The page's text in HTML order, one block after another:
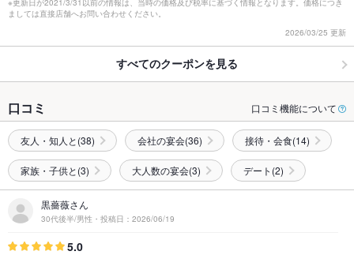
ましては直接店舗へお問い合わせください。
2026/03/25 更新
すべてのクーポンを見る
口コミ 口コミ機能について
友人・知人と(38) 会社の宴会(36) 接待・会食(14)
家族・子供と(3) 大人数の宴会(3) デート(2)
黒薔薇さん
30代後半/男性・投稿日：2026/06/19
5.0